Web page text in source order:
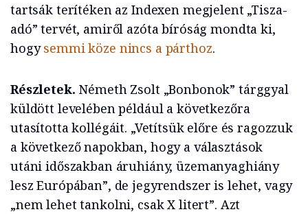
tartsák terítéken az Indexen megjelent „Tisza-
adó” tervét, amiről azóta bíróság mondta ki,
hogysemmi köze nincs a párthoz.
Részletek. Németh Zsolt „Bonbonok” tárggyal
küldött levelében például a következőra
utasította kollégáit. „Vetítsük előre és ragozzuk
a következő napokban, hogy a választások
utáni időszakban áruhiány, üzemanyaghiány
lesz Európában”, de jegyrendszer is lehet, vagy
„nem lehet tankolni, csak X litert”. Azt